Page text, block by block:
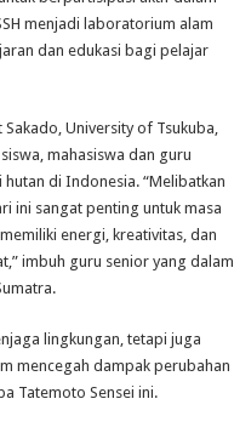
menjadi laboratorium alam
dan edukasi bagi pelajar
University of Tsukuba,
mahasiswa dan guru
di Indonesia. “Melibatkan
ini sangat penting untuk masa
energi, kreativitas, dan
imbuh guru senior yang dalam
lingkungan, tetapi juga
mencegah dampak perubahan
Tatemoto Sensei ini.